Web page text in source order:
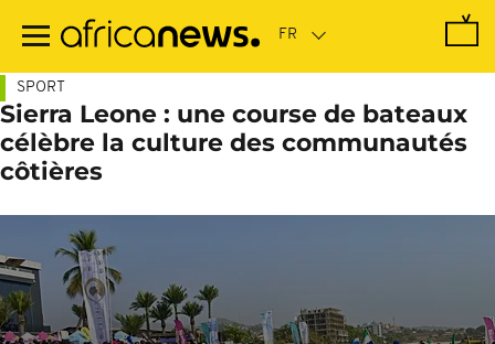
contenu
SPORT
Sierra Leone : une course de bateaux
célèbre la culture des communautés
côtières